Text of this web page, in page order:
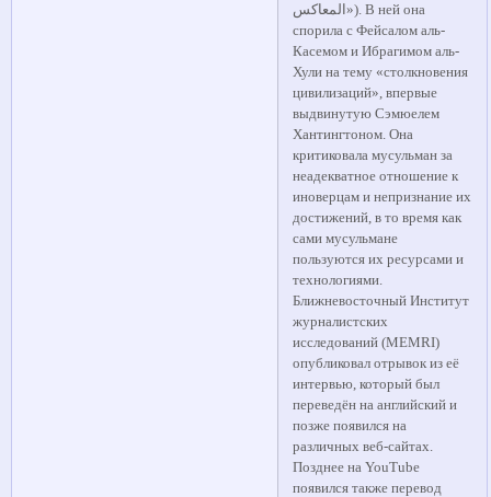
المعاكس»). В ней она
спорила с Фейсалом аль-
Касемом и Ибрагимом аль-
Хули на тему «столкновения
цивилизаций», впервые
выдвинутую Сэмюелем
Хантингтоном. Она
критиковала мусульман за
неадекватное отношение к
иноверцам и непризнание их
достижений, в то время как
сами мусульмане
пользуются их ресурсами и
технологиями.
Ближневосточный Институт
журналистских
исследований (MEMRI)
опубликовал отрывок из её
интервью, который был
переведён на английский и
позже появился на
различных веб-сайтах.
Позднее на YouTube
появился также перевод